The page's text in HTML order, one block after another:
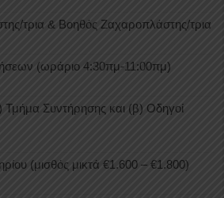
τρια & Βοηθός Ζαχαροπλάστης/τρια
(ωράριο 4:30πμ-11:00πμ)
Τμήμα Συντήρησης και (β) Οδηγοί
(μισθός μικτά €1.600 – €1.800)